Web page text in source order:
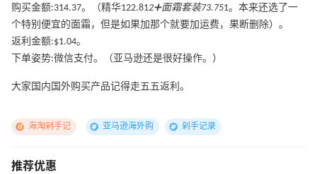
购买金额:314.37。（精华122.812➕面霜套装73.751。本来还选了一
个特别便宜的面霜，但是如果加那个就要加运费，果断删除）。
返利金额:$1.04。
下单姿势:微信支付。（亚马逊还是很好操作。）
大家国内国外购买产品记得走五五返利。
海淘剁手记 亚马逊海外购 剁手记录
推荐优惠